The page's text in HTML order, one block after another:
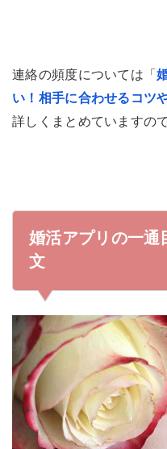
連絡の頻度については「
い！相手に合わせるコツ
詳しくまとめていますの
婚活アプリの一通
文